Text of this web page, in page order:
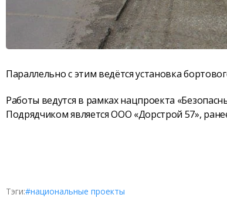
Параллельно с этим ведётся установка
Работы ведутся в рамках нацпроекта
Подрядчиком является ООО «Дорстрой 57»,
Тэги:#национальные проекты